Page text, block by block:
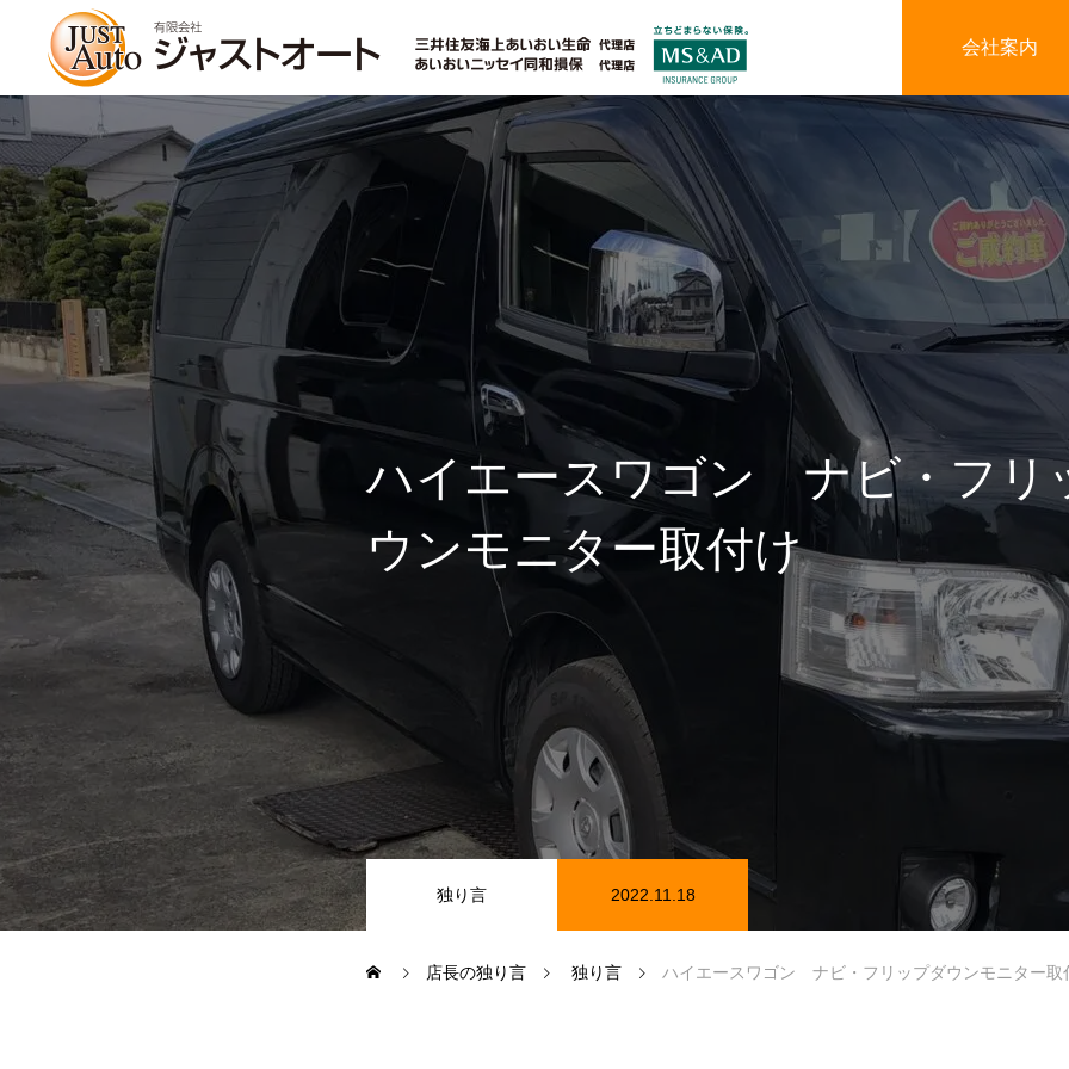
会社案内
トップページ
新車
中古車・未使用車
JUジャナイト在庫情報 Gooネット在庫情報 カーセンサー在庫情報
車検・定期点検
整備・修理・板金・塗装
ボディコーティング・艶出し・磨き
ハイエースワゴン ナビ・フリ
ウンモニター取付け
独り言 2022.11.18
店長の独り言 独り言 ハイエースワゴン ナビ・フリップダウンモニター取